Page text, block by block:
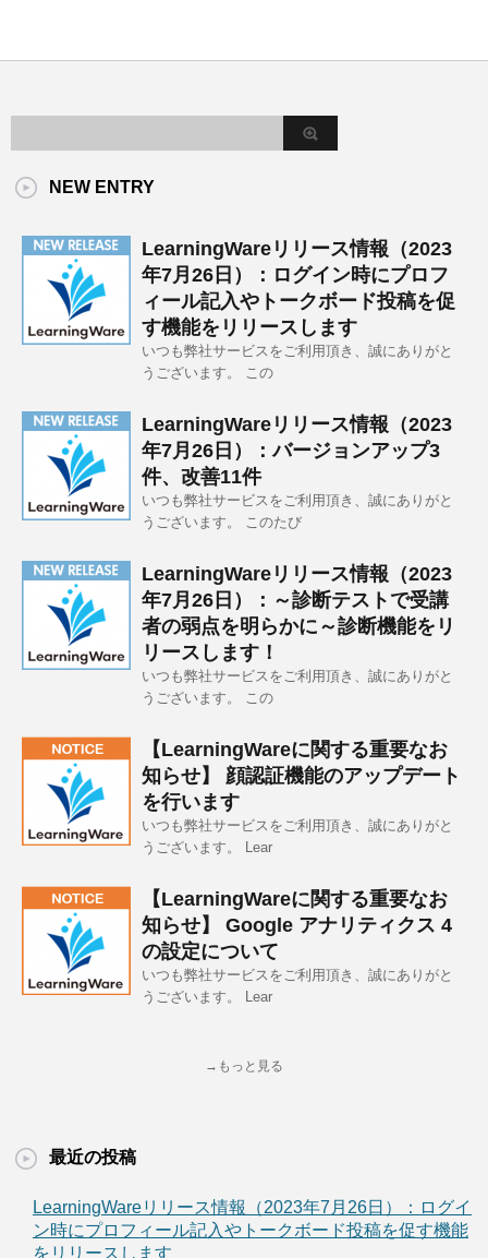
NEW ENTRY
LearningWareリリース情報（2023
年7月26日）：ログイン時にプロフ
ィール記入やトークボード投稿を促
す機能をリリースします
いつも弊社サービスをご利用頂き、誠にありがと
うございます。 この
LearningWareリリース情報（2023
年7月26日）：バージョンアップ3
件、改善11件
いつも弊社サービスをご利用頂き、誠にありがと
うございます。 このたび
LearningWareリリース情報（2023
年7月26日）：～診断テストで受講
者の弱点を明らかに～診断機能をリ
リースします！
いつも弊社サービスをご利用頂き、誠にありがと
うございます。 この
【LearningWareに関する重要なお
知らせ】 顔認証機能のアップデート
を行います
いつも弊社サービスをご利用頂き、誠にありがと
うございます。 Lear
【LearningWareに関する重要なお
知らせ】 Google アナリティクス 4
の設定について
いつも弊社サービスをご利用頂き、誠にありがと
うございます。 Lear
→もっと見る
最近の投稿
LearningWareリリース情報（2023年7月26日）：ログイ
ン時にプロフィール記入やトークボード投稿を促す機能
をリリースします